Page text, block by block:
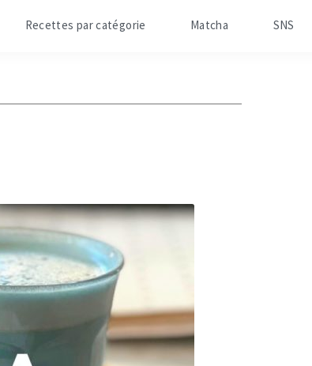
Recettes par catégorie Matcha SNS